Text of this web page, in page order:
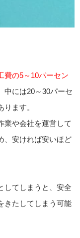
費の5～10パーセン
中には20～30パーセ
ます。
業や会社を運営して
、安ければ安いほど
してしまうと、安全
きたしてしまう可能